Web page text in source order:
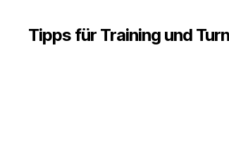
Tipps für Training und